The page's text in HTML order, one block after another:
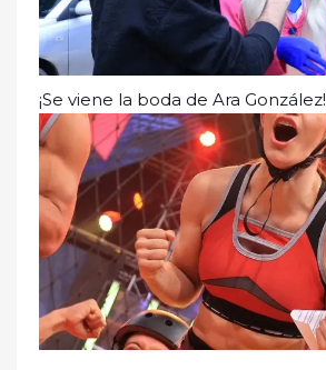
¡Se viene la boda de Ara González!